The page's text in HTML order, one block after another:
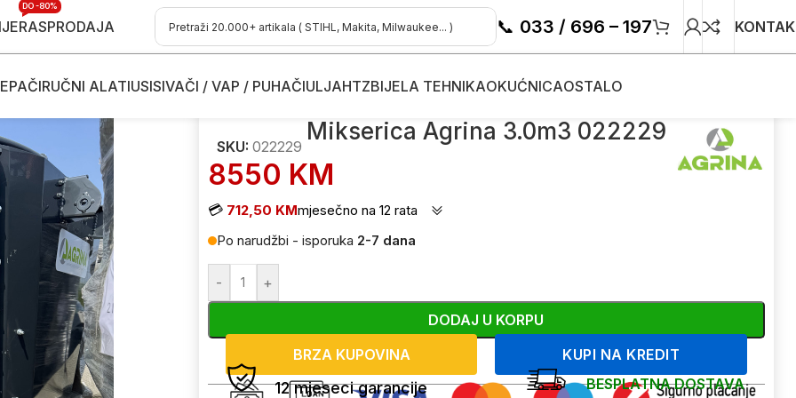
RASPRODAJA
DO -80%
📞 033 / 696 – 197
RUČNI ALATIUSISIVAČI / VAP / PUHAČIULJAHTZBIJELA TEHNIKAOKUĆNICAOSTALO
Mikserica Agrina 3.0m3 022229
Mikserica Agrina 3.0m3 022229
SKU: 022229
8550 KM
💳 712,50 KMmjesečno na 12 rata
Po narudžbi - isporuka 2-7 dana
- +
DODAJ U KORPU
BRZA KUPOVINA
KUPI NA KREDIT
12 mjeseci garancije BESPLATNA DOSTAVA